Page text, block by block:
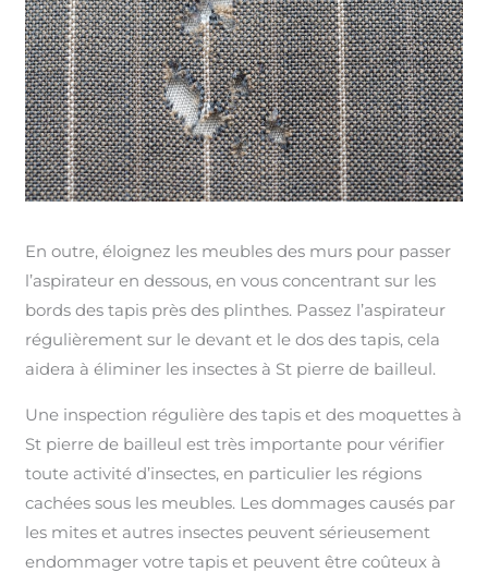
En outre, éloignez les meubles des murs pour passer
l’aspirateur en dessous, en vous concentrant sur les
bords des tapis près des plinthes. Passez l’aspirateur
régulièrement sur le devant et le dos des tapis, cela
aidera à éliminer les insectes à St pierre de bailleul.
Une inspection régulière des tapis et des moquettes à
St pierre de bailleul est très importante pour vérifier
toute activité d’insectes, en particulier les régions
cachées sous les meubles. Les dommages causés par
les mites et autres insectes peuvent sérieusement
endommager votre tapis et peuvent être coûteux à